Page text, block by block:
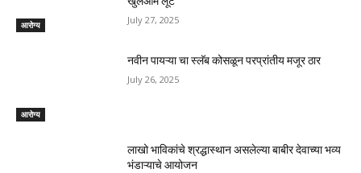
आरोग्य July 27, 2025
आरोग्य
नवीन पायऱ्या चा स्लॅब कोसळून परप्रांतीय मजूर ठार
July 26, 2025
लाखो भाविकांचे श्रद्धास्थान असलेल्या बाबीर देवाच्या भव्य
भंडाऱ्याचे आयोजन